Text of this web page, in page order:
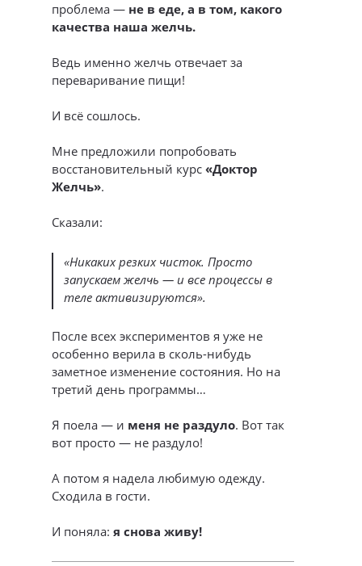
проблема — не в еде, а в том, какого
качества наша желчь.
Ведь именно желчь отвечает за
переваривание пищи!
И всё сошлось.
Мне предложили попробовать
восстановительный курс «Доктор
Желчь».
Сказали:
После всех экспериментов я уже не
особенно верила в сколь-нибудь
заметное изменение состояния. Но на
третий день программы…
Я поела — и меня не раздуло. Вот так
вот просто — не раздуло!
А потом я надела любимую одежду.
Сходила в гости.
И поняла: я снова живу!
«Никаких резких чисток. Просто
запускаем желчь — и все процессы в
теле активизируются».